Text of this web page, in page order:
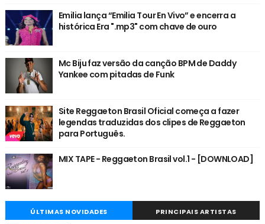
Emilia lança “Emilia Tour En Vivo” e encerra a
histórica Era ".mp3" com chave de ouro
Mc Biju faz versão da canção BPM de Daddy
Yankee com pitadas de Funk
Site Reggaeton Brasil Oficial começa a fazer
legendas traduzidas dos clipes de Reggaeton
para Português.
MIX TAPE - Reggaeton Brasil vol.1 - [DOWNLOAD]
ÚLTIMAS NOVIDADES PRINCIPAIS ARTISTAS